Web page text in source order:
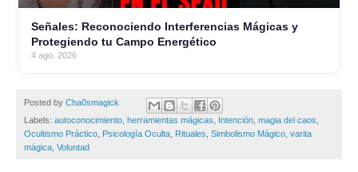
Señales: Reconociendo Interferencias Mágicas y
Protegiendo tu Campo Energético
4 ago. 2026
Posted by Cha0smagick
Labels: autoconocimiento herramientas mágicas Intención magia del caos
Ocultismo Práctico Psicología Oculta Rituales Simbolismo Mágico varita
mágica Voluntad